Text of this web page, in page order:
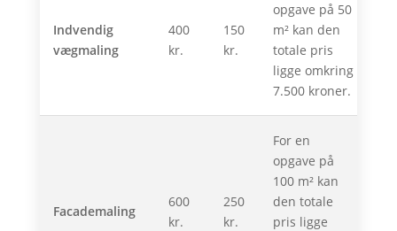
Indvendig
vægmaling
400
kr.
150
kr.
opgave på 50
m² kan den
totale pris
ligge omkring
7.500 kroner.
Facademaling
600
kr.
250
kr.
For en
opgave på
100 m² kan
den totale
pris ligge